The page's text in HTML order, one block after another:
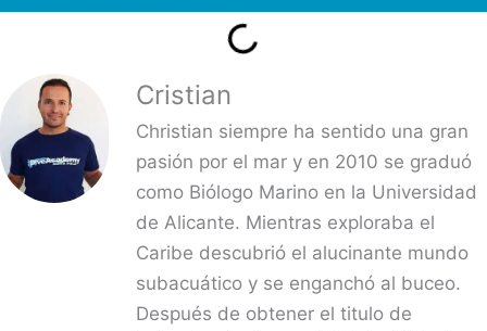
Cristian
Christian siempre ha sentido una gran
pasión por el mar y en 2010 se graduó
como Biólogo Marino en la Universidad
de Alicante. Mientras exploraba el
Caribe descubrió el alucinante mundo
subacuático y se enganchó al buceo.
Después de obtener el titulo de